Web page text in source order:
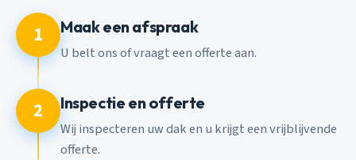
1 Maak een afspraak
U belt ons of vraagt een offerte aan.
2 Inspectie en offerte
Wij inspecteren uw dak en u krijgt een vrijblijvende
offerte.